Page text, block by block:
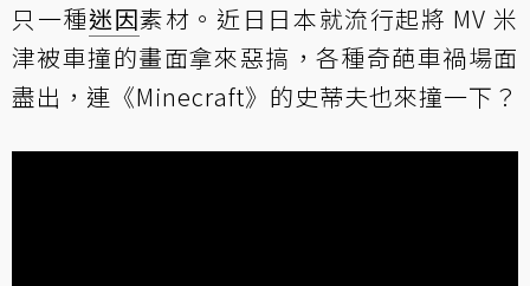
只一種迷因素材。近日日本就流行起將 MV 米
津被車撞的畫面拿來惡搞，各種奇葩車禍場面
盡出，連《Minecraft》的史蒂夫也來撞一下？